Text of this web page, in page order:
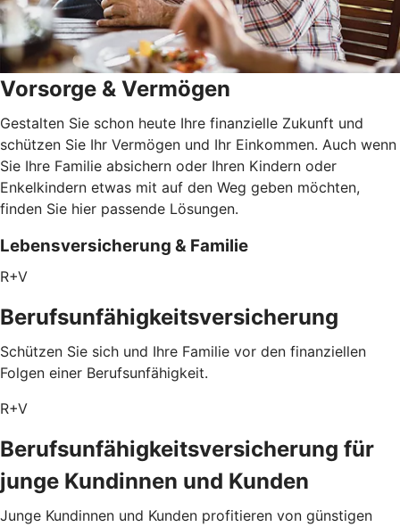
Vorsorge & Vermögen
Gestalten Sie schon heute Ihre finanzielle Zukunft und
schützen Sie Ihr Vermögen und Ihr Einkommen. Auch wenn
Sie Ihre Familie absichern oder Ihren Kindern oder
Enkelkindern etwas mit auf den Weg geben möchten,
finden Sie hier passende Lösungen.
Lebensversicherung & Familie
R+V
Berufsunfähigkeitsversicherung
Schützen Sie sich und Ihre Familie vor den finanziellen
Folgen einer Berufsunfähigkeit.
R+V
Berufsunfähigkeitsversicherung für
junge Kundinnen und Kunden
Junge Kundinnen und Kunden profitieren von günstigen